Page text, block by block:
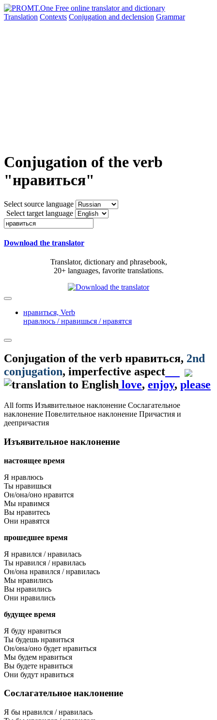
Translation Contexts Conjugation and declension Grammar
Conjugation of the verb
"нравиться"
Select source language
Select target language
Download the translator
Translator, dictionary and phrasebook,
20+ languages, favorite translations.
нравиться, Verb
нравлюсь / нравишься / нравятся
Conjugation of the verb нравиться, 2nd
conjugation, imperfective aspect
love, enjoy, please
All forms Изъявительное наклонение Сослагательное
наклонение Повелительное наклонение Причастия и
деепричастия
Изъявительное наклонение
настоящее время
Я нравлюсь
Ты нравишься
Он/она/оно нравится
Мы нравимся
Вы нравитесь
Они нравятся
прошедшее время
Я нравился / нравилась
Ты нравился / нравилась
Он/она нравился / нравилась
Мы нравились
Вы нравились
Они нравились
будущее время
Я буду нравиться
Ты будешь нравиться
Он/она/оно будет нравиться
Мы будем нравиться
Вы будете нравиться
Они будут нравиться
Сослагательное наклонение
Я бы нравился / нравилась